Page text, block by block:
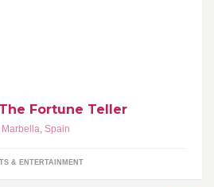
Fortune Teller
Marbella, Spain
& ENTERTAINMENT